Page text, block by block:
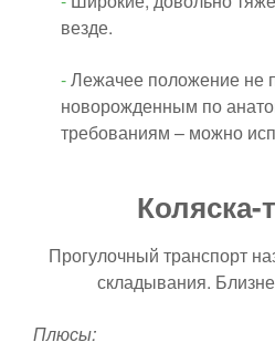
везде.
-Лежачее положение не
новорожденным по
требованиям – можно
Коляска-
Прогулочный транспорт
складывания.
Плюсы: